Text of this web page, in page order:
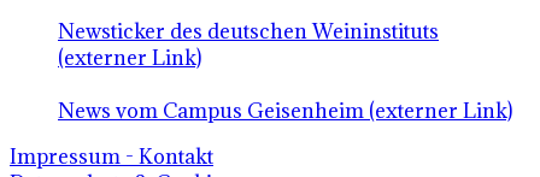
Newsticker des deutschen Weininstituts
(externer Link)
News vom Campus Geisenheim (externer Link)
Impressum - Kontakt